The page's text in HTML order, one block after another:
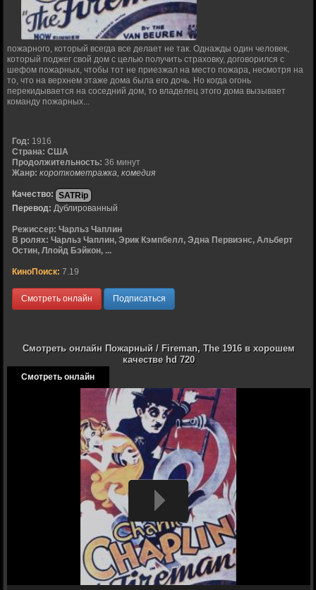
пожарного, который всегда все делает не так. Однажды один человек,
который поджег свой дом с целью получить страховку, договорился с
шефом пожарных, чтобы тот не приезжал на место пожара, несмотря на
то, что на верхнем этаже дома была его дочь. Но когда огонь
перекидывается на соседний дом, то владелец этого дома вызывает
команду пожарных...
Год: 1916
Страна: США
Продолжительность: 36 минут
Жанр: короткометражка, комедия
Качество: SATRip
Перевод: Дублированный
Режиссер: Чарльз Чаплин
В ролях: Чарльз Чаплин, Эрик Кэмпбелл, Эдна Первиэнс, Альберт
Остин, Ллойд Бэйкон, ...
КиноПоиск: 7.19
Смотреть онлайн Подписаться
Смотреть онлайн Пожарный / Fireman, The 1916 в хорошем
качестве hd 720
Смотреть онлайн